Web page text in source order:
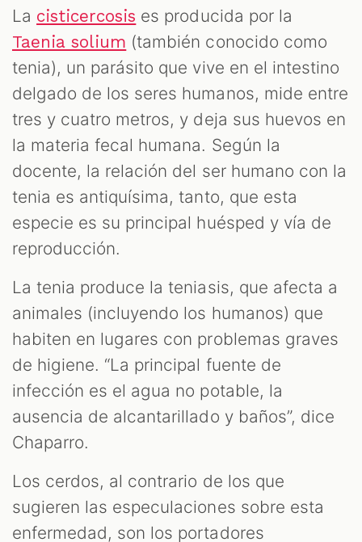
La cisticercosis es producida por la
Taenia solium (también conocido como
tenia), un parásito que vive en el intestino
delgado de los seres humanos, mide entre
tres y cuatro metros, y deja sus huevos en
la materia fecal humana. Según la
docente, la relación del ser humano con la
tenia es antiquísima, tanto, que esta
especie es su principal huésped y vía de
reproducción.
La tenia produce la teniasis, que afecta a
animales (incluyendo los humanos) que
habiten en lugares con problemas graves
de higiene. “La principal fuente de
infección es el agua no potable, la
ausencia de alcantarillado y baños”, dice
Chaparro.
Los cerdos, al contrario de los que
sugieren las especulaciones sobre esta
enfermedad, son los portadores